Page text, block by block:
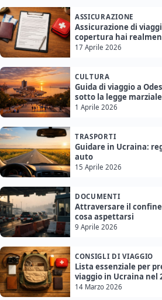
ASSICURAZIONE
Assicurazione di
copertura hai
17 Aprile 2026
CULTURA
Guida di viaggio a
sotto la legge marziale
1 Aprile 2026
TRASPORTI
Guidare in Ucraina:
auto
15 Aprile 2026
DOCUMENTI
Attraversare il
cosa aspettarsi
9 Aprile 2026
CONSIGLI DI VIAGGIO
Lista essenziale per
viaggio in Ucraina nel
14 Marzo 2026